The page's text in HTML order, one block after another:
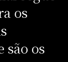
os
são os